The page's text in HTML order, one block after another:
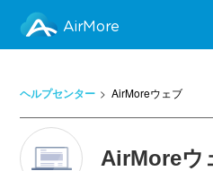
AirMore
ヘルプセンター AirMoreウェブ
AirMoreウ